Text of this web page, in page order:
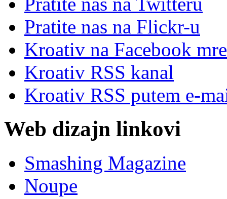
Pratite nas na Flickr-u
Kroativ na Facebook
Kroativ RSS kanal
Kroativ RSS putem e-
Web dizajn linkovi
Smashing Magazine
Noupe